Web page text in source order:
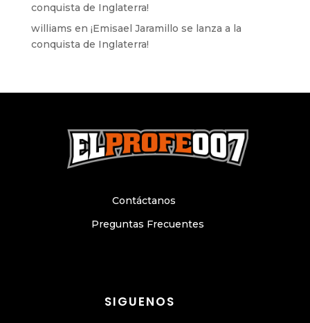
conquista de Inglaterra!
williams en ¡Emisael Jaramillo se lanza a la
conquista de Inglaterra!
SIGUENOS
Preguntas Frecuentes
Contáctanos